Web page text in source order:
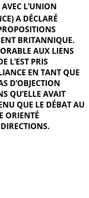
L’UNION
A DÉCLARÉ
BRITANNIQUE.
AUX LIENS
L’EST PRIS
EN TANT QUE
D’OBJECTION
QU’ELLE AVAIT
QUE LE DÉBAT AU
ORIENTÉ